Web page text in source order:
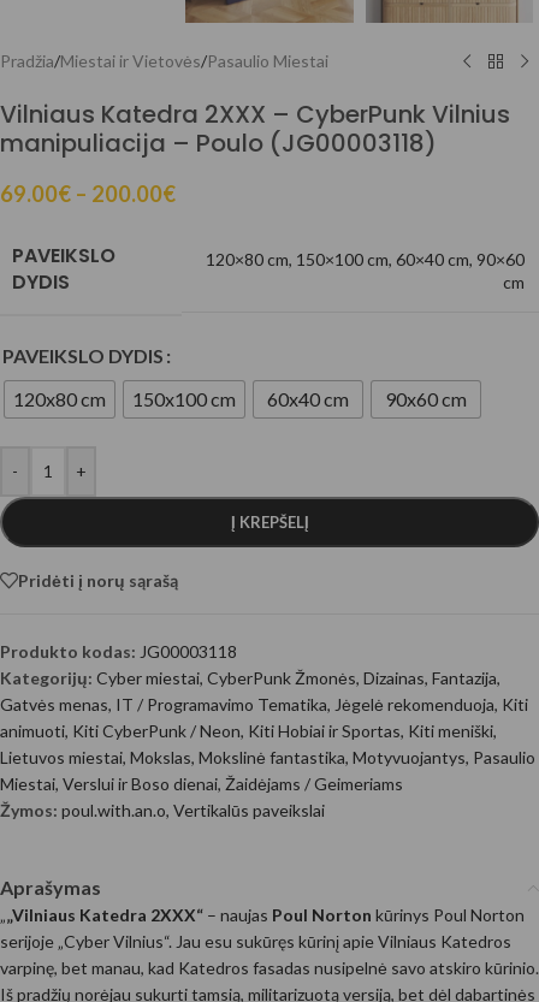
Pradžia/Miestai ir Vietovės/Pasaulio Miestai
Vilniaus Katedra 2XXX – CyberPunk Vilnius
manipuliacija – Poulo (JG00003118)
69.00€ – 200.00€
PAVEIKSLO
DYDIS
120×80 cm, 150×100 cm, 60×40 cm, 90×60
cm
PAVEIKSLO DYDIS
120x80 cm
150x100 cm 60x40 cm 90x60 cm
- +
Į KREPŠELĮ
Pridėti į norų sąrašą
Produkto kodas: JG00003118
Kategorijų: Cyber miestai, CyberPunk Žmonės, Dizainas, Fantazija,
Gatvės menas, IT / Programavimo Tematika, Jėgelė rekomenduoja, Kiti
animuoti, Kiti CyberPunk / Neon, Kiti Hobiai ir Sportas, Kiti meniški,
Lietuvos miestai, Mokslas, Mokslinė fantastika, Motyvuojantys, Pasaulio
Miestai, Verslui ir Boso dienai, Žaidėjams / Geimeriams
Žymos: poul.with.an.o, Vertikalūs paveikslai
Aprašymas
„„Vilniaus Katedra 2XXX“ – naujas Poul Norton kūrinys Poul Norton
serijoje „Cyber Vilnius“. Jau esu sukūręs kūrinį apie Vilniaus Katedros
varpinę, bet manau, kad Katedros fasadas nusipelnė savo atskiro kūrinio.
Iš pradžių norėjau sukurti tamsią, militarizuotą versiją, bet dėl dabartinės